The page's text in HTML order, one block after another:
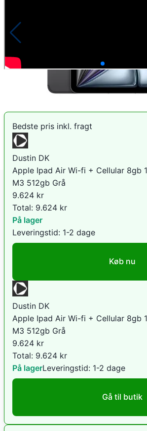
Sammenlign priser
Bedste pris inkl. fragt
Dustin DK
Apple Ipad Air Wi-fi + Cellular 8gb
M3 512gb Grå
9.624 kr
Total: 9.624 kr
På lager
Leveringstid: 1-2 dage
Køb nu
Dustin DK
Apple Ipad Air Wi-fi + Cellular 8gb
M3 512gb Grå
9.624 kr
Total: 9.624 kr
På lagerLeveringstid: 1-2 dage
Gå til butik